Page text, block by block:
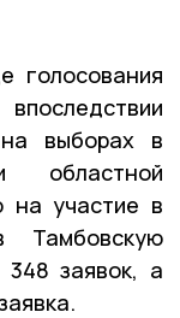
голосования
выборах в
областной
на участие в
Тамбовскую
заявок, а